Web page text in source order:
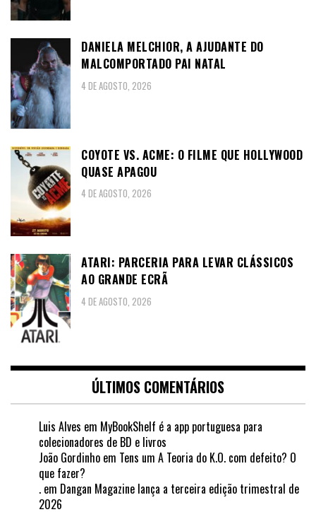
DANIELA MELCHIOR, A AJUDANTE DO
MALCOMPORTADO PAI NATAL
4 DE AGOSTO, 2026
COYOTE VS. ACME: O FILME QUE HOLLYWOOD
QUASE APAGOU
4 DE AGOSTO, 2026
ATARI: PARCERIA PARA LEVAR CLÁSSICOS
AO GRANDE ECRÃ
4 DE AGOSTO, 2026
ÚLTIMOS COMENTÁRIOS
Luis Alves em MyBookShelf é a app portuguesa para
colecionadores de BD e livros
João Gordinho em Tens um A Teoria do K.O. com defeito? O
que fazer?
. em Dangan Magazine lança a terceira edição trimestral de
2026